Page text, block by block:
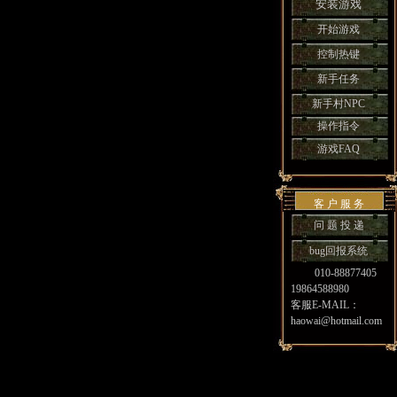
安装游戏
开始游戏
控制热键
新手任务
新手村NPC
操作指令
游戏FAQ
客 户 服 务
问 题 投 递
bug回报系统
010-88877405
19864588980
客服E-MAIL：
haowai@hotmail.com